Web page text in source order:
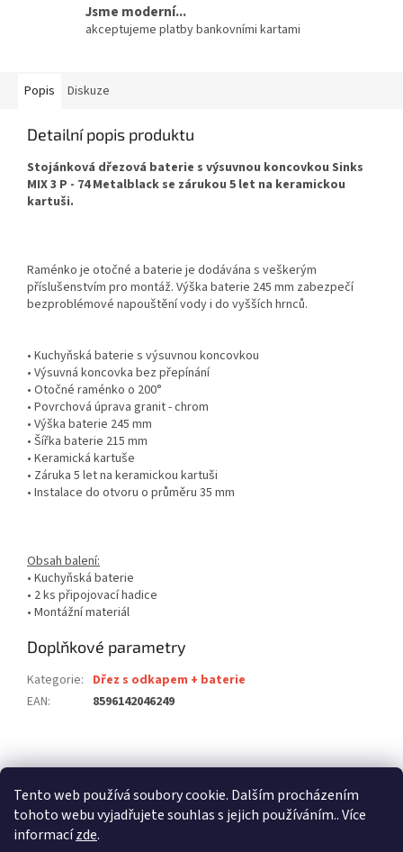
Tento web používá soubory cookie. Dalším procházením
tohoto webu vyjadřujete souhlas s jejich používáním.. Více
informacízde.
Jsme moderní...
akceptujeme platby bankovními kartami
Popis Diskuze
Detailní popis produktu
Stojánková dřezová baterie s výsuvnou koncovkou Sinks
MIX 3 P - 74 Metalblack se zárukou 5 let na keramickou
kartuši.
Raménko je otočné a baterie je dodávána s veškerým
příslušenstvím pro montáž. Výška baterie 245 mm zabezpečí
bezproblémové napouštění vody i do vyšších hrnců.
• Kuchyňská baterie s výsuvnou koncovkou
• Výsuvná koncovka bez přepínání
• Otočné raménko o 200°
• Povrchová úprava granit - chrom
• Výška baterie 245 mm
• Šířka baterie 215 mm
• Keramická kartuše
• Záruka 5 let na keramickou kartuši
• Instalace do otvoru o průměru 35 mm
Obsah balení:
• Kuchyňská baterie
• 2 ks připojovací hadice
• Montážní materiál
Doplňkové parametry
Kategorie: Dřez s odkapem + baterie
EAN: 8596142046249
á
stavební pouzdra SCRIGNO